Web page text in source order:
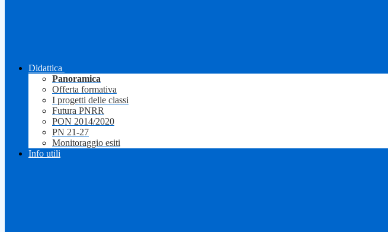
Didattica
Panoramica
Offerta formativa
I progetti delle classi
Futura PNRR
PON 2014/2020
PN 21-27
Monitoraggio esiti
Info utili